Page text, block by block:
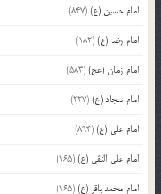
امام حسین (ع)(847)
امام رضا (ع)(182)
امام زمان (عج)(583)
امام سجاد (ع)(227)
امام علی (ع)(894)
امام علی النقی (ع)(165)
امام محمد باقر (ع)(165)